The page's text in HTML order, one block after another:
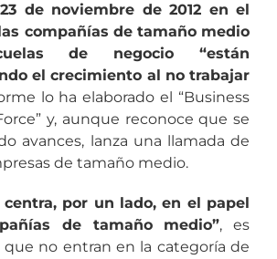
de noviembre de 2012 en el
compañías de tamaño medio
de negocio “están
el crecimiento al no trabajar
lo ha elaborado el “Business
y, aunque reconoce que se
avances, lanza una llamada de
de tamaño medio.
por un lado, en el papel
de tamaño medio”, es
que no entran en la categoría de